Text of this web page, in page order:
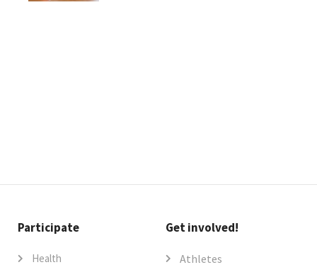
Participate
Health
Get involved!
Athletes